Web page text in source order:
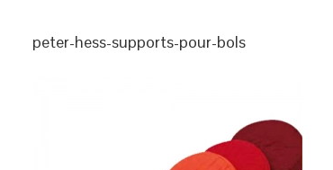
peter-hess-supports-pour-bols